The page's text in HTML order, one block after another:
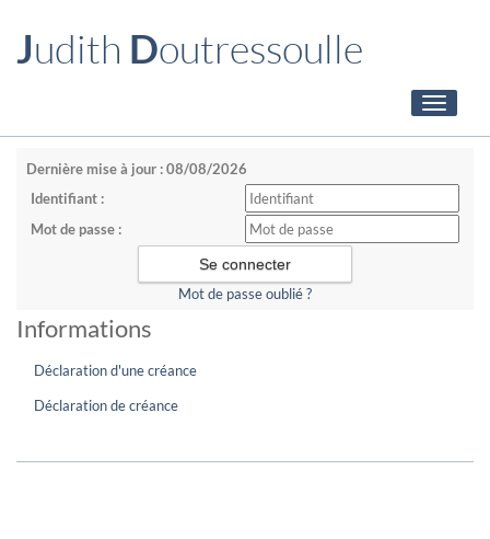
Judith Doutressoulle
Toggle
Dernière mise à jour : 08/08/2026
Identifiant :
Mot de passe :
Mot de passe oublié ?
Informations
Déclaration d'une créance
Déclaration de créance